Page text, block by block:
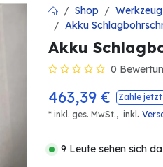
Shop Werkzeug
Akku
Akku
0
463,39 € Zahle jetzt
* inkl. ges. MwSt., inkl .
9 Leute sehen sich